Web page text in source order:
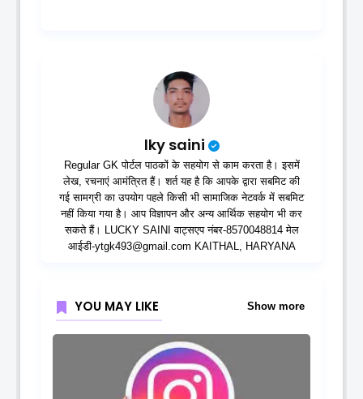
lky saini
Regular GK पोर्टल पाठकों के सहयोग से काम करता है। इसमें
लेख, रचनाएं आमंत्रित हैं। शर्त यह है कि आपके द्वारा सबमिट की
गई सामग्री का उपयोग पहले किसी भी सामाजिक नेटवर्क में सबमिट
नहीं किया गया है। आप विज्ञापन और अन्य आर्थिक सहयोग भी कर
सकते हैं। LUCKY SAINI वाट्सएप नंबर-8570048814 मेल
आईडी-ytgk493@gmail.com KAITHAL, HARYANA
YOU MAY LIKE Show more